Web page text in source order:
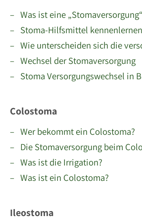
– Was ist eine
– Stoma-Hilfsmittel kennenlernen
– Wie unterscheiden sich die
– Wechsel der Stomaversorgung
– Stoma Versorgungswechsel in
Colostoma
– Wer bekommt ein Colostoma?
– Die Stomaversorgung beim
– Was ist die Irrigation?
– Was ist ein Colostoma?
Ileostoma